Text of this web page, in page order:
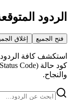
الردود
فتح الجميع إغلاق
استكشف كافة الردود
والنجاح.